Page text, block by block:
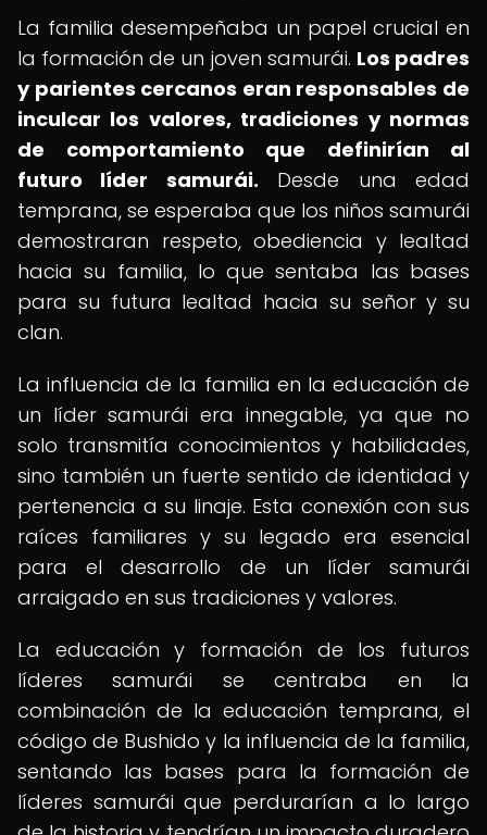
La familia desempeñaba un papel crucial en
la formación de un joven samurái. Los padres
y parientes cercanos eran responsables de
inculcar los valores, tradiciones y normas
de comportamiento que definirían al
futuro líder samurái. Desde una edad
temprana, se esperaba que los niños samurái
demostraran respeto, obediencia y lealtad
hacia su familia, lo que sentaba las bases
para su futura lealtad hacia su señor y su
clan.
La influencia de la familia en la educación de
un líder samurái era innegable, ya que no
solo transmitía conocimientos y habilidades,
sino también un fuerte sentido de identidad y
pertenencia a su linaje. Esta conexión con sus
raíces familiares y su legado era esencial
para el desarrollo de un líder samurái
arraigado en sus tradiciones y valores.
La educación y formación de los futuros
líderes samurái se centraba en la
combinación de la educación temprana, el
código de Bushido y la influencia de la familia,
sentando las bases para la formación de
líderes samurái que perdurarían a lo largo